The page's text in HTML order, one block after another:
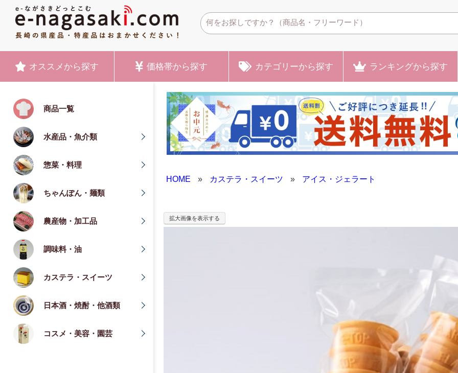
オススメ から探す 価格帯から探す カテゴリーから探す ランキングから探す
商品一覧
水産品・魚介類
惣菜・料理
ちゃんぽん・麺類
農産物・加工品
調味料・油
カステラ・スイーツ
日本酒・焼酎・他酒類
コスメ・美容・園芸
HOME » カステラ・スイーツ » アイス・ジェラート
拡大画像を表示する